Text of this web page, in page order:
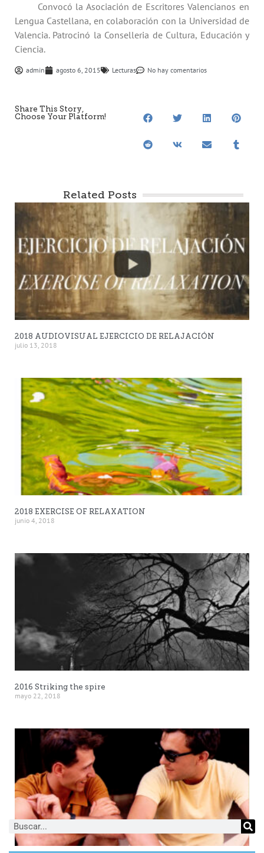
Convocó la Asociación de Escritores Valencianos en
Lengua Castellana, en colaboración con la Universidad de
Valencia. Patrocinó la Conselleria de Cultura, Educación y
Ciencia.
admin agosto 6, 2015 Lecturas No hay comentarios
Share This Story,
Choose Your Platform!
Related Posts
2018 AUDIOVISUAL EJERCICIO DE RELAJACIÓN
julio 13, 2018
2018 EXERCISE OF RELAXATION
junio 4, 2018
2016 Striking the spire
mayo 22, 2018